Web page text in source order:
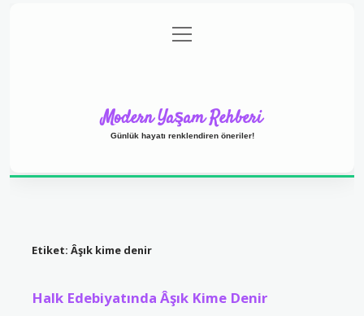
Gizlilik Politikası
menüyü
aç
Modern Yaşam Rehberi
Günlük hayatı renklendiren öneriler!
Etiket: Âşık kime denir
Halk Edebiyatında Âşık Kime Denir